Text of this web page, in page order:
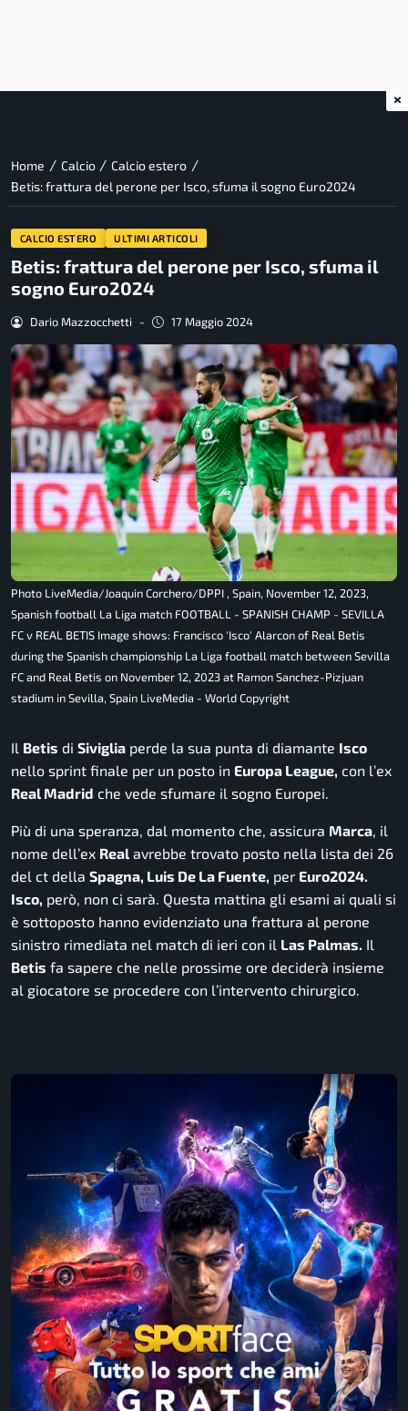
Home / Calcio / Calcio estero /
Betis: frattura del perone per Isco, sfuma il sogno Euro2024
CALCIO ESTERO ULTIMI ARTICOLI
Betis: frattura del perone per Isco, sfuma il
sogno Euro2024
Dario Mazzocchetti - 17 Maggio 2024
Photo LiveMedia/Joaquin Corchero/DPPI , Spain, November 12, 2023,
Spanish football La Liga match FOOTBALL - SPANISH CHAMP - SEVILLA
FC v REAL BETIS Image shows: Francisco 'Isco' Alarcon of Real Betis
during the Spanish championship La Liga football match between Sevilla
FC and Real Betis on November 12, 2023 at Ramon Sanchez-Pizjuan
stadium in Sevilla, Spain LiveMedia - World Copyright
Il Betis di Siviglia perde la sua punta di diamante Isco
nello sprint finale per un posto in Europa League, con l’ex
Real Madrid che vede sfumare il sogno Europei.
Più di una speranza, dal momento che, assicura Marca, il
nome dell’ex Real avrebbe trovato posto nella lista dei 26
del ct della Spagna, Luis De La Fuente, per Euro2024.
Isco, però, non ci sarà. Questa mattina gli esami ai quali si
è sottoposto hanno evidenziato una frattura al perone
sinistro rimediata nel match di ieri con il Las Palmas. Il
Betis fa sapere che nelle prossime ore deciderà insieme
al giocatore se procedere con l’intervento chirurgico.
×